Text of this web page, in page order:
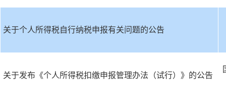
关于个人所得税自行纳税申报有关问题的公告
关于发布《个人所得税扣缴申报管理办法（试行）》的公告